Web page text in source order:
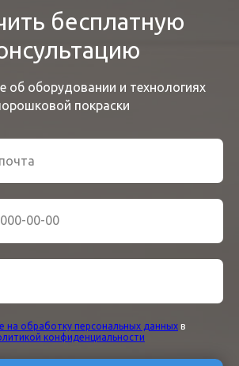
бесплатную
об оборудовании и технологиях
покраски
на обработку персональных данных в
конфиденциальности